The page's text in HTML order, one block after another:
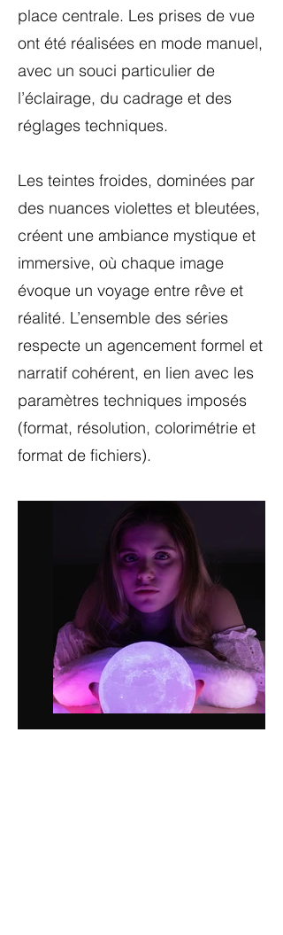
place centrale. Les prises de vue
ont été réalisées en mode manuel,
avec un souci particulier de
l’éclairage, du cadrage et des
réglages techniques.
Les teintes froides, dominées par
des nuances violettes et bleutées,
créent une ambiance mystique et
immersive, où chaque image
évoque un voyage entre rêve et
réalité. L’ensemble des séries
respecte un agencement formel et
narratif cohérent, en lien avec les
paramètres techniques imposés
(format, résolution, colorimétrie et
format de fichiers).